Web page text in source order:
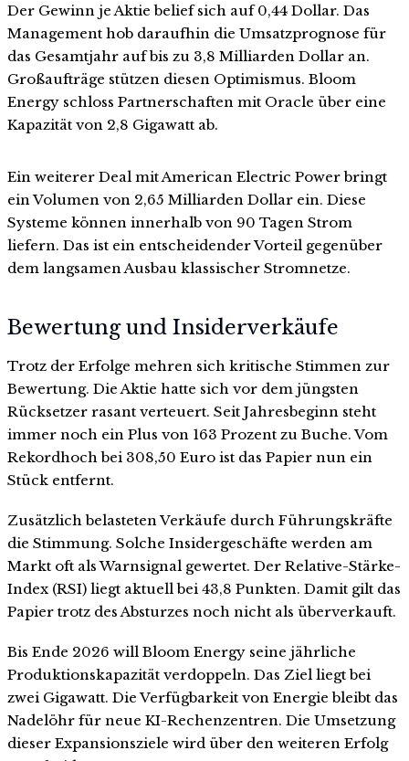
Der Gewinn je Aktie belief sich auf 0,44 Dollar. Das
Management hob daraufhin die Umsatzprognose für
das Gesamtjahr auf bis zu 3,8 Milliarden Dollar an.
Großaufträge stützen diesen Optimismus. Bloom
Energy schloss Partnerschaften mit Oracle über eine
Kapazität von 2,8 Gigawatt ab.
Ein weiterer Deal mit American Electric Power bringt
ein Volumen von 2,65 Milliarden Dollar ein. Diese
Systeme können innerhalb von 90 Tagen Strom
liefern. Das ist ein entscheidender Vorteil gegenüber
dem langsamen Ausbau klassischer Stromnetze.
Bewertung und Insiderverkäufe
Trotz der Erfolge mehren sich kritische Stimmen zur
Bewertung. Die Aktie hatte sich vor dem jüngsten
Rücksetzer rasant verteuert. Seit Jahresbeginn steht
immer noch ein Plus von 163 Prozent zu Buche. Vom
Rekordhoch bei 308,50 Euro ist das Papier nun ein
Stück entfernt.
Zusätzlich belasteten Verkäufe durch Führungskräfte
die Stimmung. Solche Insidergeschäfte werden am
Markt oft als Warnsignal gewertet. Der Relative-Stärke-
Index (RSI) liegt aktuell bei 43,8 Punkten. Damit gilt das
Papier trotz des Absturzes noch nicht als überverkauft.
Bis Ende 2026 will Bloom Energy seine jährliche
Produktionskapazität verdoppeln. Das Ziel liegt bei
zwei Gigawatt. Die Verfügbarkeit von Energie bleibt das
Nadelöhr für neue KI-Rechenzentren. Die Umsetzung
dieser Expansionsziele wird über den weiteren Erfolg